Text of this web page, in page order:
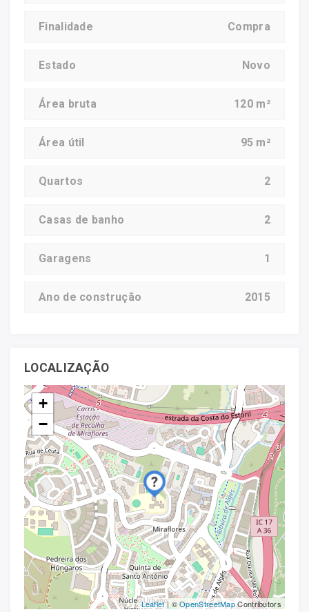
Finalidade Compra
Estado Novo
Área bruta 120 m²
Área útil 95 m²
Quartos 2
Casas de banho 2
Garagens 1
Ano de construção 2015
LOCALIZAÇÃO
+
−
Leaflet| ©OpenStreetMapContributors